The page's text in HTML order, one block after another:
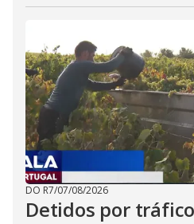
DO R7/07/08/2026
Detidos por